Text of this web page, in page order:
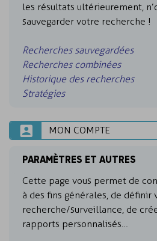
les résultats ultérieurement,
sauvegarder votre recherche !
Recherches sauvegardées
Recherches combinées
Historique des recherches
Stratégies
MON COMPTE
PARAMÈTRES ET AUTRES
Cette page vous permet de
à des fins générales, de définir
recherche/surveillance, de
rapports personnalisés…